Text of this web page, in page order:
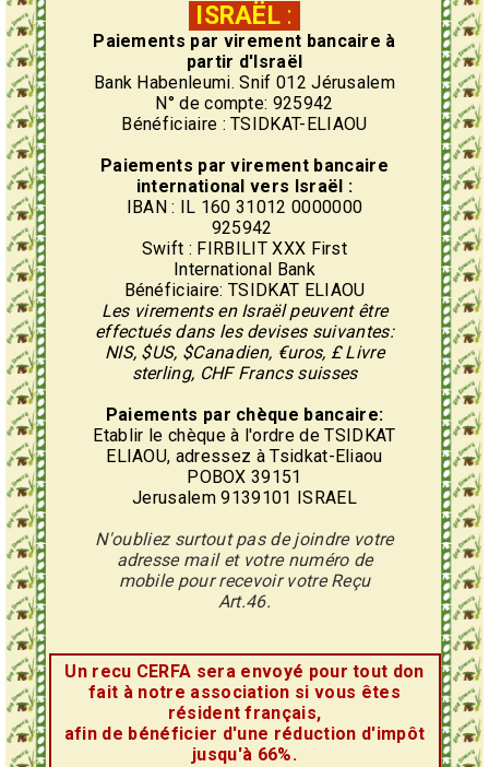
ISRAËL :
Paiements par virement bancaire à
partir d'Israël
Bank Habenleumi. Snif 012 Jérusalem
N° de compte: 925942
Bénéficiaire : TSIDKAT-ELIAOU
Paiements par virement bancaire
international vers Israël :
IBAN : IL 160 31012 0000000
925942
Swift : FIRBILIT XXX First
International Bank
Bénéficiaire: TSIDKAT ELIAOU
Les virements en Israël peuvent être
effectués dans les devises suivantes:
NIS, $US, $Canadien, €uros, £ Livre
sterling, CHF Francs suisses
Paiements par chèque bancaire:
Etablir le chèque à l'ordre de TSIDKAT
ELIAOU, adressez à Tsidkat-Eliaou
POBOX 39151
Jerusalem 9139101 ISRAEL
N'oubliez surtout pas de joindre votre
adresse mail et votre numéro de
mobile pour recevoir votre Reçu
Art.46.
Un recu CERFA sera envoyé pour tout don
fait à notre association si vous êtes
résident français,
afin de bénéficier d'une réduction d'impôt
jusqu'à 66%.